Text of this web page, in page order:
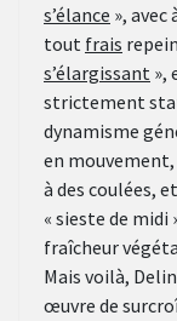
s’élance », avec
tout frais
s’élargissant »,
strictement
dynamisme
en
à des coulées,
« sieste de midi
fraîcheur
Mais voilà,
œuvre de